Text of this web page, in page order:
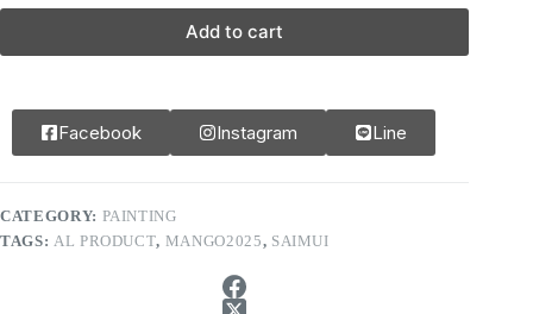
Add to cart
Facebook Instagram Line
CATEGORY: PAINTING
TAGS: AL PRODUCT, MANGO2025, SAIMUI